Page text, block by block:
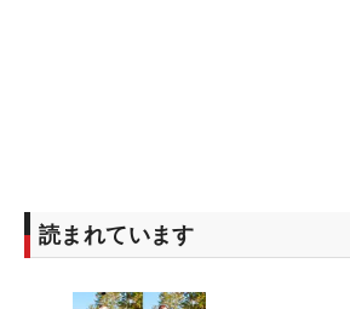
読まれています